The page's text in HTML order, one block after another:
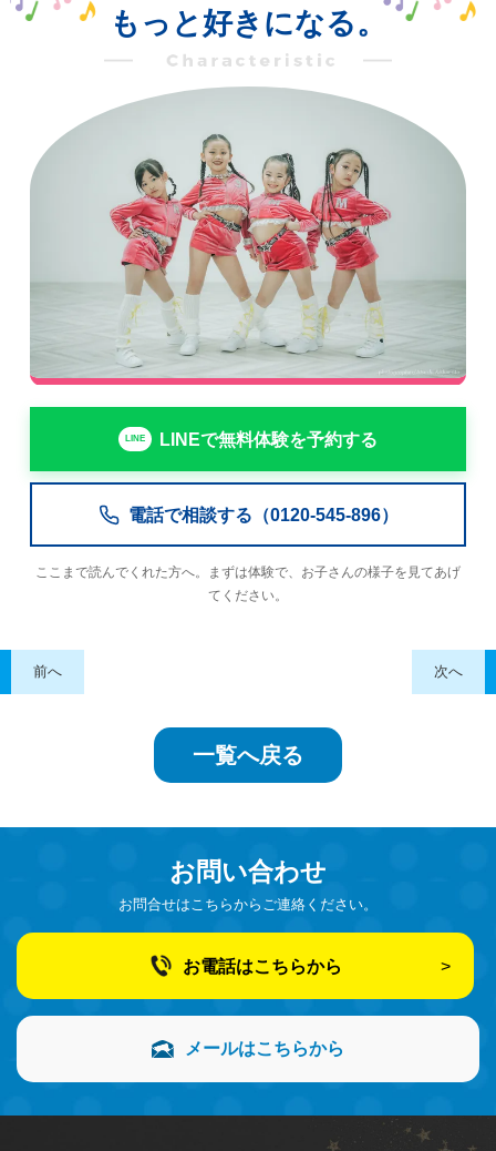
もっと好きになる。
LINEで無料体験を予約する
電話で相談する（0120-545-896）
ここまで読んでくれた方へ。まずは体験で、お子さんの様子を見てあげ
てください。
前へ 次へ
一覧へ戻る
お問い合わせ
お問合せはこちらからご連絡ください。
お電話はこちらから
メールはこちらから